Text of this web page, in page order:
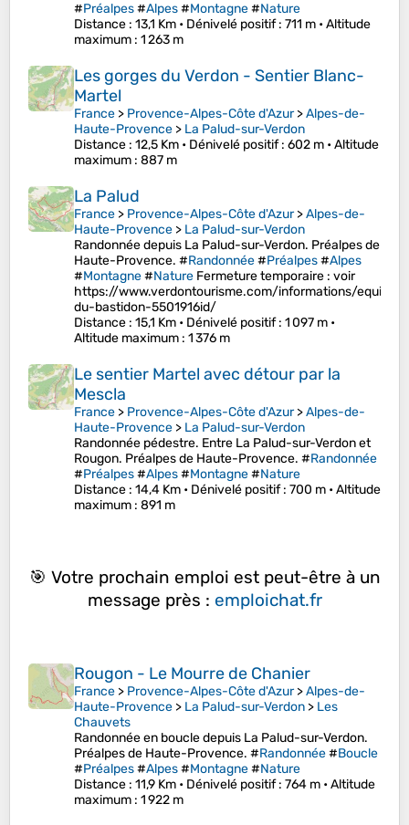
#Préalpes#Alpes#Montagne#Nature
Distance : 13,1 Km • Dénivelé positif: 711 m •Altitude
maximum : 1 263 m
Les gorges du Verdon - Sentier Blanc-
Martel
France > Provence-Alpes-Côte d'Azur>Alpes-de-
Haute-Provence > La Palud-sur-Verdon
Distance : 12,5 Km • Dénivelé positif: 602 m •Altitude
maximum : 887 m
La Palud
France > Provence-Alpes-Côte d'Azur>Alpes-de-
Haute-Provence > La Palud-sur-Verdon
Randonnée depuis La Palud-sur-Verdon. Préalpes de
Haute-Provence. #Randonnée#Préalpes#Alpes
#Montagne#Nature Fermeture temporaire : voir
https://www.verdontourisme.com/informations/
du-bastidon-5501916id/
Distance : 15,1 Km • Dénivelé positif: 1 097 m •
Altitude maximum : 1 376 m
Le sentier Martel avec détour par la
Mescla
France > Provence-Alpes-Côte d'Azur>Alpes-de-
Haute-Provence > La Palud-sur-Verdon
Randonnée pédestre. Entre La Palud-sur-Verdon et
Rougon. Préalpes de Haute-Provence. #Randonnée
#Préalpes#Alpes#Montagne#Nature
Distance : 14,4 Km • Dénivelé positif: 700 m •Altitude
maximum : 891 m
🎯 Votre prochain emploi est peut-être à un
message près : emploichat.fr
Rougon - Le Mourre de Chanier
France > Provence-Alpes-Côte d'Azur>Alpes-de-
Haute-Provence > La Palud-sur-Verdon > Les
Chauvets
Randonnée en boucle depuis La Palud-sur-Verdon.
Préalpes de Haute-Provence. #Randonnée#Boucle
#Préalpes#Alpes#Montagne#Nature
Distance : 11,9 Km • Dénivelé positif: 764 m •Altitude
maximum : 1 922 m